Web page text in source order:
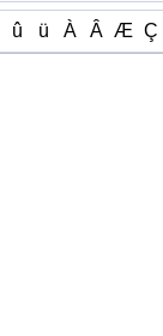
û ü À Â Æ Ç